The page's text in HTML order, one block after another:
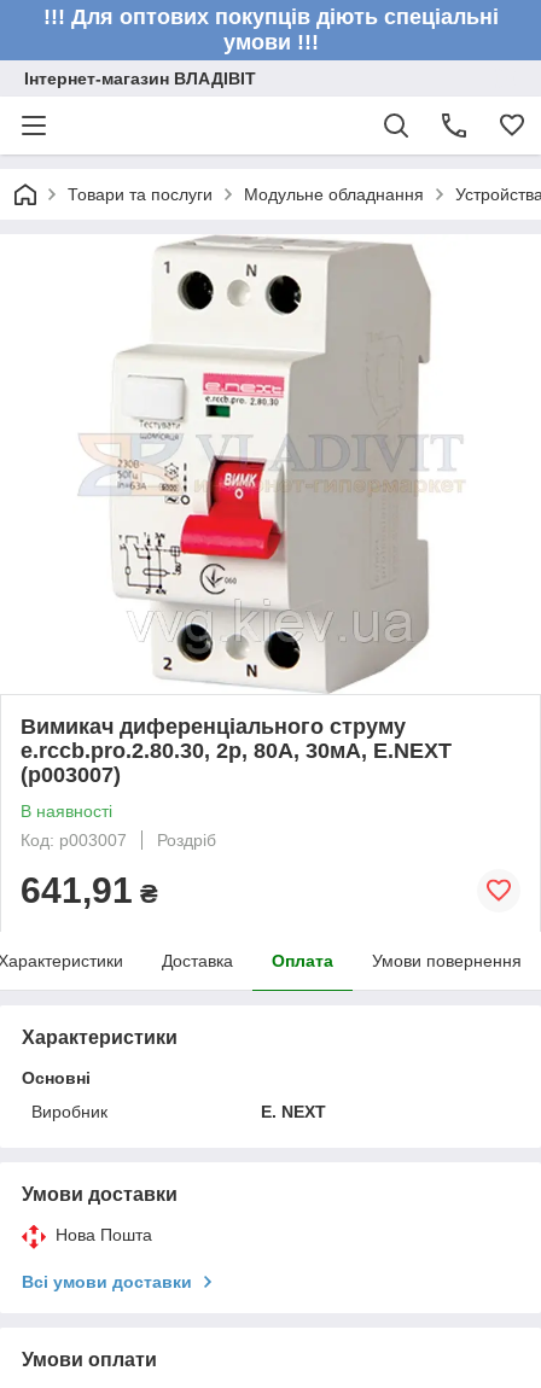
!!! Для оптових покупців діють спеціальні
умови !!!
Інтернет-магазин ВЛАДІВІТ
Товари та послуги Модульне обладнання
Вимикач диференціального струму
e.rccb.pro.2.80.30, 2р, 80А, 30мА, E.NEXT
(p003007)
В наявності
Код: p003007
Роздріб
641,91 ₴
Доставка Оплата Умови повернення
Характеристики
Основні
Виробник
E. NEXT
Умови доставки
Нова Пошта
Всі умови доставки
Умови оплати